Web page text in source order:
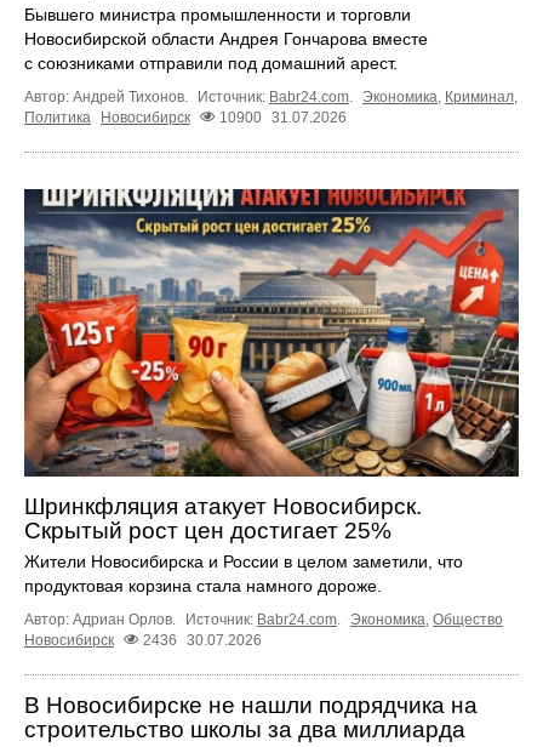
Бывшего министра промышленности и торговли
Новосибирской области Андрея Гончарова вместе
с союзниками отправили под домашний арест.
Автор: Андрей Тихонов. Источник: Babr24.com. Экономика, Криминал,
Политика
Новосибирск 10900 31.07.2026
Шринкфляция атакует Новосибирск.
Скрытый рост цен достигает 25%
Жители Новосибирска и России в целом заметили, что
продуктовая корзина стала намного дороже.
Автор: Адриан Орлов. Источник: Babr24.com. Экономика, Общество
Новосибирск
2436 30.07.2026
В Новосибирске не нашли подрядчика на
строительство школы за два миллиарда